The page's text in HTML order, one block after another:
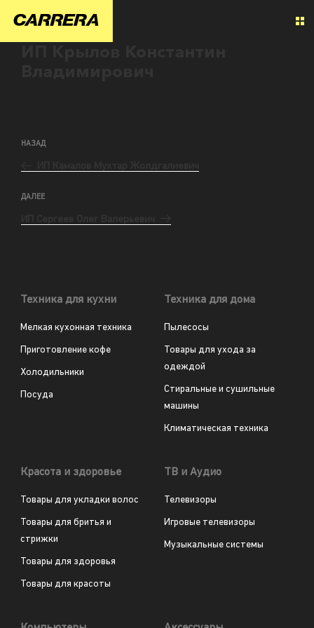
НАЗАД
ДАЛЕЕ
Техника для кухни
Мелкая кухонная техника
Приготовление кофе
Холодильники
Посуда
Техника для дома
Пылесосы
Товары для ухода за
одеждой
Стиральные и сушильные
машины
Климатическая техника
Красота и здоровье
Товары для укладки волос
Товары для бритья и
стрижки
Товары для здоровья
Товары для красоты
ТВ и Аудио
Телевизоры
Игровые телевизоры
Музыкальные системы